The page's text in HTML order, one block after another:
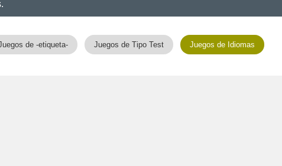
de -etiqueta- Juegos de Tipo Test Juegos de Idiomas